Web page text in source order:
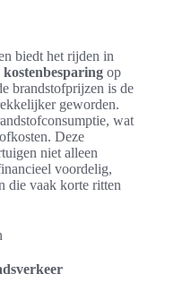
biedt het rijden in
kostenbesparing op
brandstofprijzen is de
geworden.
wat
Deze
niet alleen
voordelig,
die vaak korte ritten